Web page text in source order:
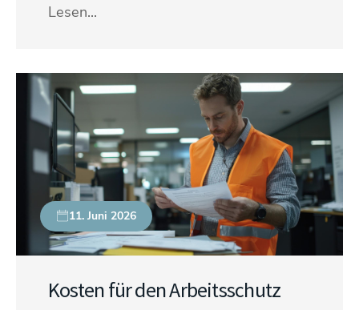
Lesen...
11. Juni 2026
Kosten für den Arbeitsschutz